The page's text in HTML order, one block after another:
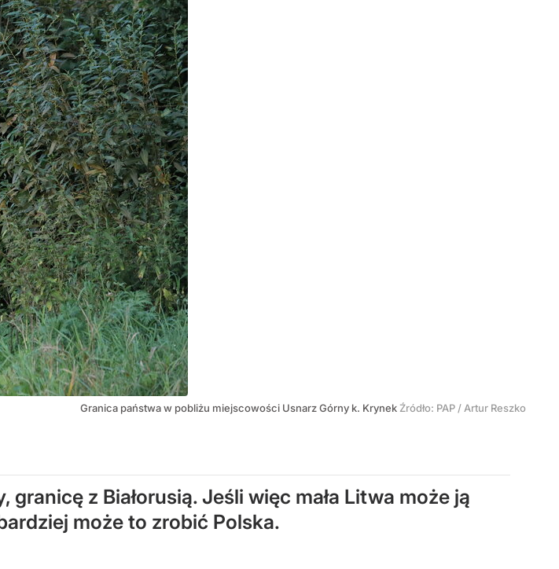
Granica państwa w pobliżu miejscowości Usnarz Górny k. Krynek Źródło: PAP / Artur Reszko
z Białorusią. Jeśli więc mała Litwa może ją
może to zrobić Polska.